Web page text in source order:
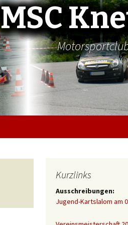
MSC
Kurzlinks
Ausschreibungen:
Jugend-Kartslalom am